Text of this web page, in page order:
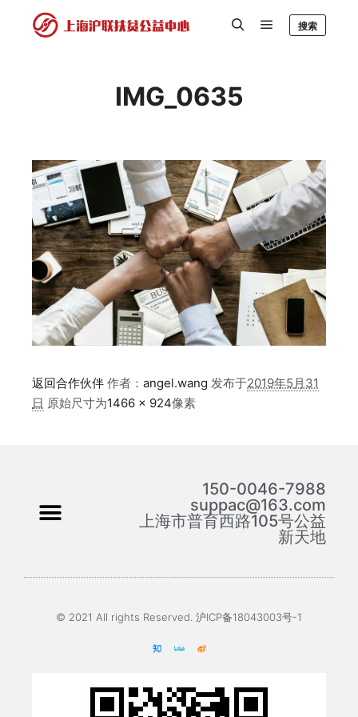
搜索
IMG_0635
返回合作伙伴 作者： angel.wang 发布于2019年5月31
日 原始尺寸为1466 × 924像素
150-0046-7988
suppac@163.com
上海市普育西路105号公益
新天地
© 2021 All rights Reserved. 沪ICP备18043003号-1